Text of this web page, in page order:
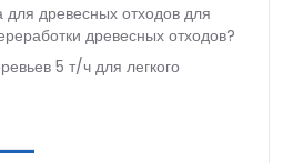
для древесных отходов для
древесных отходов?
5 т/ч для легкого